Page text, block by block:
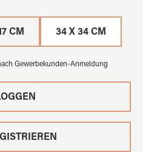
CM 34 X 34 CM
Gewerbekunden-Anmeldung